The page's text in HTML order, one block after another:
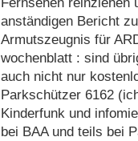
anständigen Bericht
Armutszeugnis für
wochenblatt : sind
auch nicht nur
Parkschützer 6162
Kinderfunk und
bei BAA und teils bei